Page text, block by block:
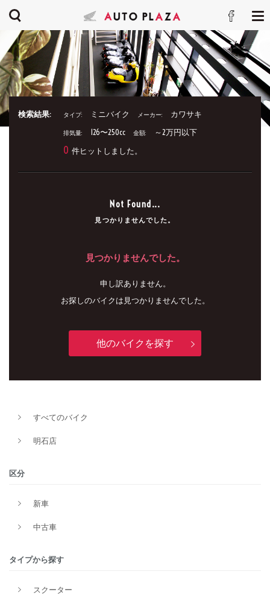
検索結果: タイプ: ミニバイク メーカー: カワサキ
排気量: 126〜250cc 金額: ～2万円以下
0 件ヒットしました。
Not Found...
見つかりませんでした。
見つかりませんでした。
申し訳ありません。
お探しのバイクは見つかりませんでした。
他のバイクを探す
すべてのバイク
明石店
区分
新車
中古車
タイプから探す
スクーター
新車
タイプ